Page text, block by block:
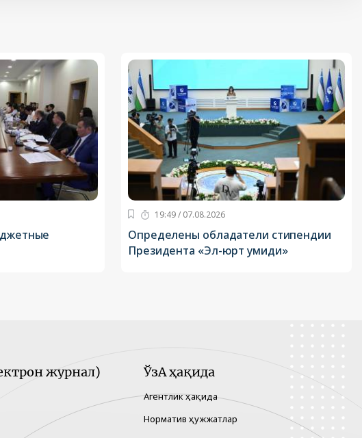
19:49 / 07.08.2026
Определены обладатели стипендии
Президента «Эл-юрт умиди»
журнал) ЎзА ҳақида
Агентлик ҳақида
Норматив ҳужжатлар